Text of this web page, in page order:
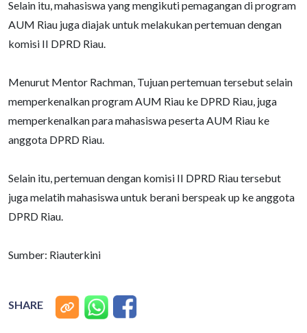
Selain itu, mahasiswa yang mengikuti pemagangan di program
AUM Riau juga diajak untuk melakukan pertemuan dengan
komisi II DPRD Riau.
Menurut Mentor Rachman, Tujuan pertemuan tersebut selain
memperkenalkan program AUM Riau ke DPRD Riau, juga
memperkenalkan para mahasiswa peserta AUM Riau ke
anggota DPRD Riau.
Selain itu, pertemuan dengan komisi II DPRD Riau tersebut
juga melatih mahasiswa untuk berani berspeak up ke anggota
DPRD Riau.
Sumber: Riauterkini
SHARE